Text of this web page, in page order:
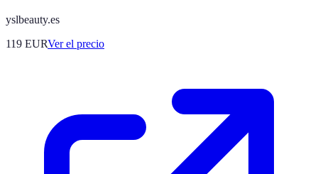
yslbeauty.es
119 EURVer el precio